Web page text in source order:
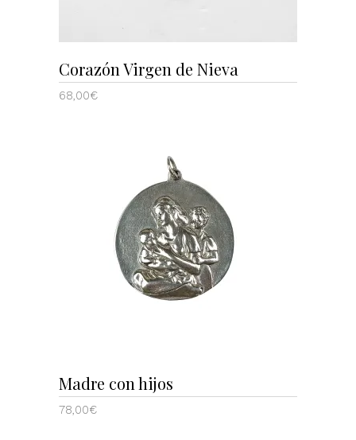
Corazón Virgen de Nieva
68,00€
AÑADIR AL CARRITO
Madre con hijos
78,00€